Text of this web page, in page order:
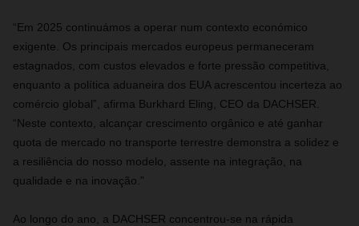
“Em 2025 continuámos a operar num contexto económico
exigente. Os principais mercados europeus permaneceram
estagnados, com custos elevados e forte pressão competitiva,
enquanto a política aduaneira dos EUA acrescentou incerteza ao
comércio global”, afirma Burkhard Eling, CEO da DACHSER.
“Neste contexto, alcançar crescimento orgânico e até ganhar
quota de mercado no transporte terrestre demonstra a solidez e
a resiliência do nosso modelo, assente na integração, na
qualidade e na inovação.”
Ao longo do ano, a DACHSER concentrou‑se na rápida